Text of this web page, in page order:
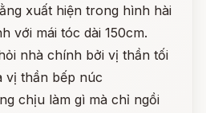
xuất hiện trong hình hài
với mái tóc dài 150cm.
nhà chính bởi vị thần tối
vị thần bếp núc
chịu làm gì mà chỉ ngồi